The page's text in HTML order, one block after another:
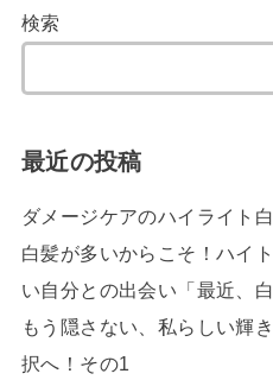
検索
最近の投稿
ダメージケアのハイライト
白髪が多いからこそ！ハイ
い自分との出会い「最近、
もう隠さない、私らしい輝
択へ！その1